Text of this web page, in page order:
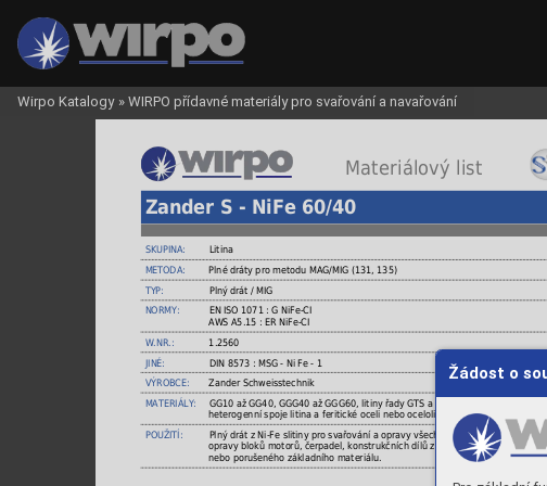
Žádost o
Materiálový list
Zander S - NiFe 60/40
SKUPINA: Litina
METODA: Plné dráty pro metodu MAG/MIG (131, 135)
TYP: Plný drát / MIG
NORMY:
EN ISO 1071 : G NiFe-CI
AWS A5.15 : ER NiFe-CI
W.NR.:
1.2560
JINÉ:
DIN 8573 : MSG - Ni Fe - 1
VÝROBCE: Zander Schweisstechnik
MATERIÁLY:
GG10 až GG40, GGG40 až GGG60, litiny řady GTS a GTW,
heterogenní spoje litina a feritické oceli nebo ocelolitiny.
POUŽITÍ:
Plný drát z Ni-Fe slitiny pro svařování a opravy všech druhů litin za studena,
opravy bloků motorů, čerpadel, konstrukčních dílů z litin, renovační
nebo porušeného základního materiálu.
Wirpo Katalogy » WIRPO přídavné materiály pro svařování a navařování